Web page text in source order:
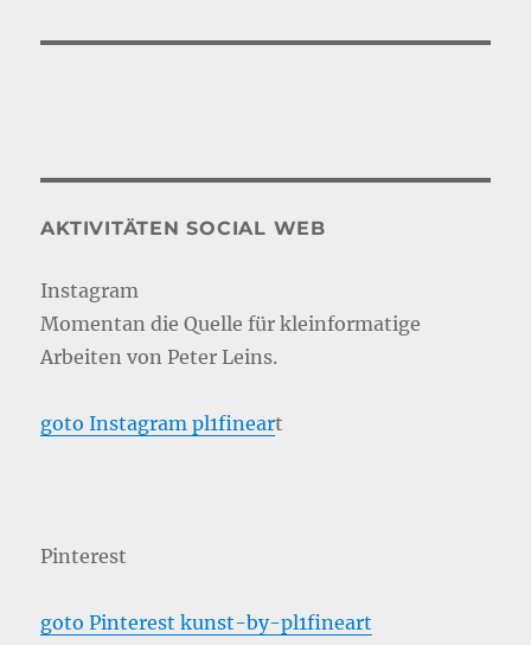
AKTIVITÄTEN SOCIAL WEB
Instagram
Momentan die Quelle für kleinformatige
Arbeiten von Peter Leins.
goto Instagram pl1fineart
Pinterest
goto Pinterest kunst-by-pl1fineart